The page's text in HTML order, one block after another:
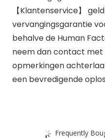
【Klantenservice】
vervangingsgarantie
behalve de Human
neem dan contact met
opmerkingen
een bevredigende
Frequently